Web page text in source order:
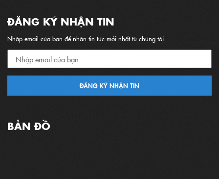
ĐĂNG KÝ NHẬN TIN
Nhập email của bạn để nhận tin tức mới nhất từ chúng tôi
ĐĂNG KÝ NHẬN TIN
BẢN ĐỒ